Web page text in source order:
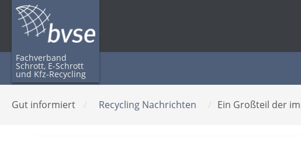
Fachverband
Schrott, E-Schrott
und Kfz-Recycling
Gut informiert / Recycling Nachrichten / Ein Großteil der